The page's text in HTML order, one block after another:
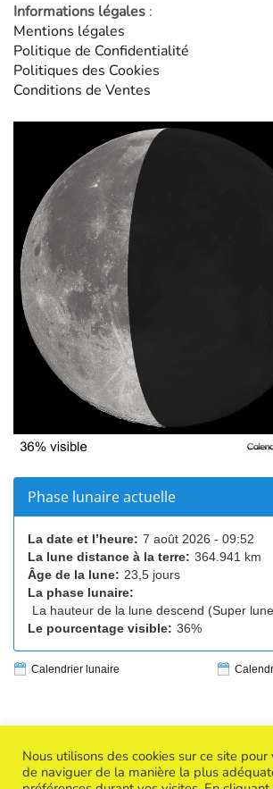
Informations légales :
Mentions légales
Politique de Confidentialité
Politiques des Cookies
Conditions de Ventes
Phase lunaire actuelle
La date et l’heure: 7 août 2026 - 09:52
La lune distance à la terre: 364.941 km
Âge de la lune: 23,5 jours
La phase lunaire:
La hauteur de la lune descend (Super
Le pourcentage visible: 36%
Calendrier lunaire
Nous utilisons des cookies sur ce site
de naviguer de la manière la plus